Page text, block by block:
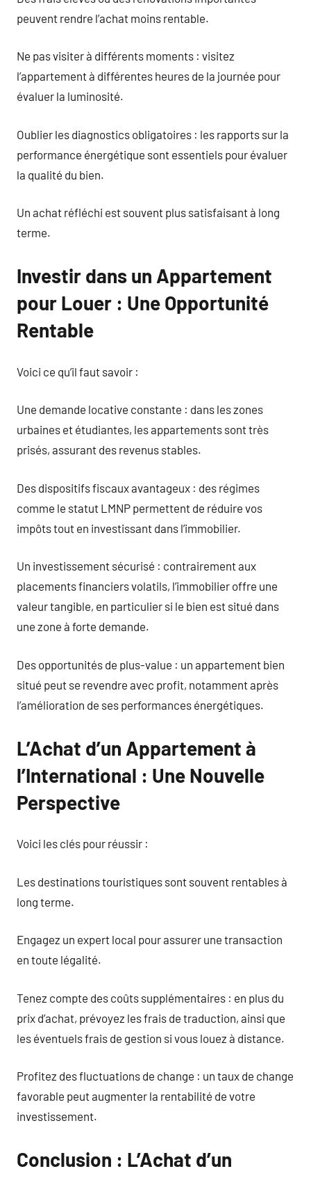
peuvent rendre l’achat moins rentable.
Ne pas visiter à différents moments : visitez
l’appartement à différentes heures de la journée pour
évaluer la luminosité.
Oublier les diagnostics obligatoires : les rapports sur la
performance énergétique sont essentiels pour évaluer
la qualité du bien.
Un achat réfléchi est souvent plus satisfaisant à long
terme.
Investir dans un Appartement
pour Louer : Une Opportunité
Rentable
Voici ce qu’il faut savoir :
Une demande locative constante : dans les zones
urbaines et étudiantes, les appartements sont très
prisés, assurant des revenus stables.
Des dispositifs fiscaux avantageux : des régimes
comme le statut LMNP permettent de réduire vos
impôts tout en investissant dans l’immobilier.
Un investissement sécurisé : contrairement aux
placements financiers volatils, l’immobilier offre une
valeur tangible, en particulier si le bien est situé dans
une zone à forte demande.
Des opportunités de plus-value : un appartement bien
situé peut se revendre avec profit, notamment après
l’amélioration de ses performances énergétiques.
L’Achat d’un Appartement à
l’International : Une Nouvelle
Perspective
Voici les clés pour réussir :
Les destinations touristiques sont souvent rentables à
long terme.
Engagez un expert local pour assurer une transaction
en toute légalité.
Tenez compte des coûts supplémentaires : en plus du
prix d’achat, prévoyez les frais de traduction, ainsi que
les éventuels frais de gestion si vous louez à distance.
Profitez des fluctuations de change : un taux de change
favorable peut augmenter la rentabilité de votre
investissement.
Conclusion : L’Achat d’un